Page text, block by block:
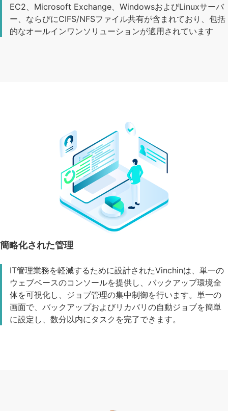
EC2、Microsoft Exchange、WindowsおよびLinuxサーバ
ー、ならびにCIFS/NFSファイル共有が含まれており、包括
的なオールインワンソリューションが適用されています
簡略化された管理
IT管理業務を軽減するために設計されたVinchinは、単一の
ウェブベースのコンソールを提供し、バックアップ環境全
体を可視化し、ジョブ管理の集中制御を行います。単一の
画面で、バックアップおよびリカバリの自動ジョブを簡単
に設定し、数分以内にタスクを完了できます。